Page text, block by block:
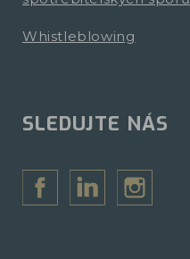
Whistleblowing
SLEDUJTE NÁS